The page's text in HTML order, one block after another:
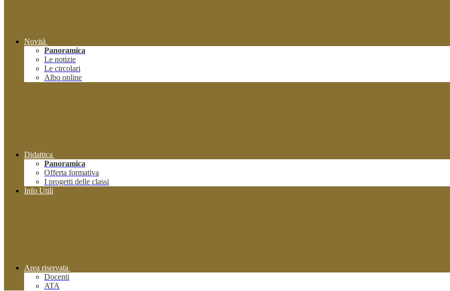
Novità
Panoramica
Le notizie
Le circolari
Albo online
Didattica
Panoramica
Offerta formativa
I progetti delle classi
Info Utili
Area riservata
Docenti
ATA